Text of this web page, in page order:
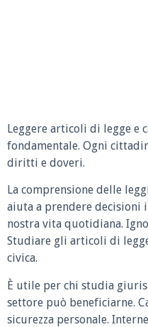
Leggere articoli di legge e
fondamentale. Ogni
diritti e doveri.
La comprensione delle
aiuta a prendere decisioni
nostra vita quotidiana.
Studiare gli articoli di
civica.
È utile per chi studia
settore può beneficiarne.
sicurezza personale.